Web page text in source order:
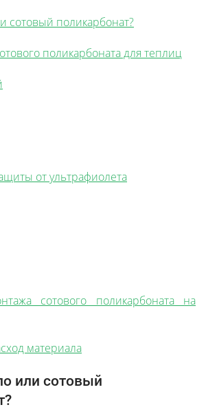
сотовый поликарбонат?
поликарбоната для теплиц
от ультрафиолета
сотового поликарбоната на
материала
или сотовый